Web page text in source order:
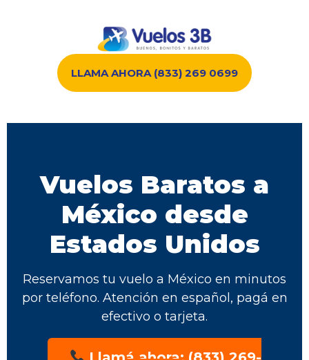
LLAMA AHORA (833) 269 0699
Vuelos Baratos a
México desde
Estados Unidos
Reservamos tu vuelo a México en minutos
por teléfono. Atención en español, pagá en
efectivo o tarjeta.